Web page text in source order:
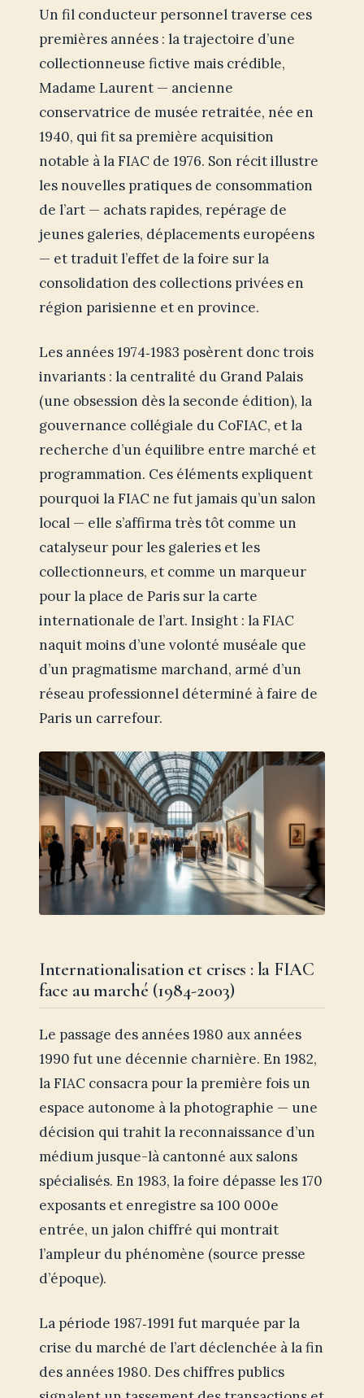
Un fil conducteur personnel traverse ces
premières années : la trajectoire d’une
collectionneuse fictive mais crédible,
Madame Laurent — ancienne
conservatrice de musée retraitée, née en
1940, qui fit sa première acquisition
notable à la FIAC de 1976. Son récit illustre
les nouvelles pratiques de consommation
de l’art — achats rapides, repérage de
jeunes galeries, déplacements européens
— et traduit l’effet de la foire sur la
consolidation des collections privées en
région parisienne et en province.
Les années 1974‑1983 posèrent donc trois
invariants : la centralité du Grand Palais
(une obsession dès la seconde édition), la
gouvernance collégiale du CoFIAC, et la
recherche d’un équilibre entre marché et
programmation. Ces éléments expliquent
pourquoi la FIAC ne fut jamais qu’un salon
local — elle s’affirma très tôt comme un
catalyseur pour les galeries et les
collectionneurs, et comme un marqueur
pour la place de Paris sur la carte
internationale de l’art. Insight : la FIAC
naquit moins d’une volonté muséale que
d’un pragmatisme marchand, armé d’un
réseau professionnel déterminé à faire de
Paris un carrefour.
Internationalisation et crises : la FIAC
face au marché (1984-2003)
Le passage des années 1980 aux années
1990 fut une décennie charnière. En 1982,
la FIAC consacra pour la première fois un
espace autonome à la photographie — une
décision qui trahit la reconnaissance d’un
médium jusque-là cantonné aux salons
spécialisés. En 1983, la foire dépasse les 170
exposants et enregistre sa 100 000e
entrée, un jalon chiffré qui montrait
l’ampleur du phénomène (source presse
d’époque).
La période 1987‑1991 fut marquée par la
crise du marché de l’art déclenchée à la fin
des années 1980. Des chiffres publics